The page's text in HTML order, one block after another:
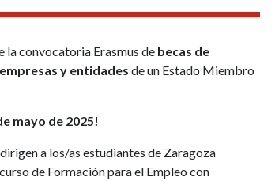
la convocatoria Erasmus de becas de
y entidades de un Estado Miembro
mayo de 2025!
a los/as estudiantes de Zaragoza
de Formación para el Empleo con